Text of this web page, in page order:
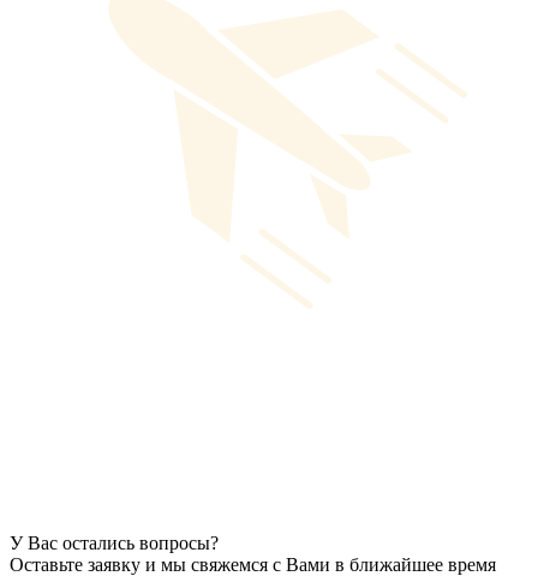
У Вас остались вопросы?
Оставьте заявку и мы свяжемся с Вами в ближайшее время